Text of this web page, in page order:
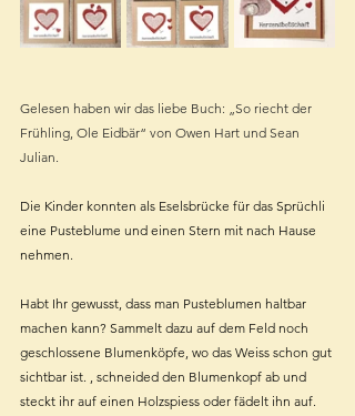
Gelesen haben wir das liebe Buch: „So riecht der
Frühling, Ole Eidbär“ von Owen Hart und Sean
Julian.
Die Kinder konnten als Eselsbrücke für das Sprüchli
eine Pusteblume und einen Stern mit nach Hause
nehmen.
Habt Ihr gewusst, dass man Pusteblumen haltbar
machen kann? Sammelt dazu auf dem Feld noch
geschlossene Blumenköpfe, wo das Weiss schon gut
sichtbar ist. , schneided den Blumenkopf ab und
steckt ihr auf einen Holzspiess oder fädelt ihn auf.